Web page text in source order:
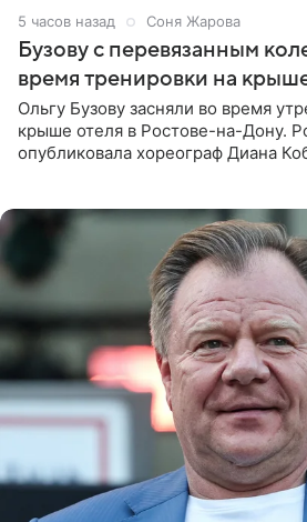
5 часов назад Соня Жарова
Бузову с перевязанным
время тренировки на
Ольгу Бузову засняли во время
крыше отеля в Ростове-на-Дону.
опубликовала хореограф Диана